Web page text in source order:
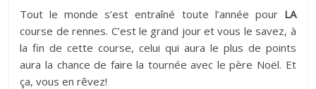
Tout le monde s’est entraîné toute l’année pour LA
course de rennes. C’est le grand jour et vous le savez, à
la fin de cette course, celui qui aura le plus de points
aura la chance de faire la tournée avec le père Noël. Et
ça, vous en rêvez!